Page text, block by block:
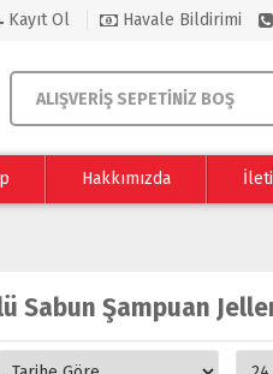
Kayıt Ol Havale Bildirimi
ALIŞVERİŞ SEPETİNİZ BOŞ
Hakkımızda
Sabun Şampuan